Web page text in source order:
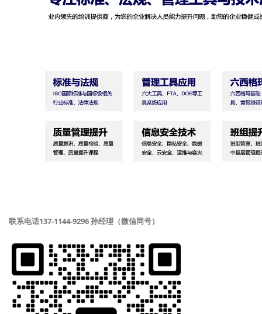
联系电话137-1144-9296 孙经理（微信同号）